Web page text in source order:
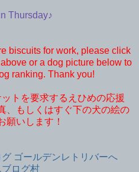
Thursday♪
biscuits for work, please click
or a dog picture below to
ranking. Thank you!
トを要求するえひめの応援
、もしくはすぐ下の犬の絵の
願いします！
ログ村